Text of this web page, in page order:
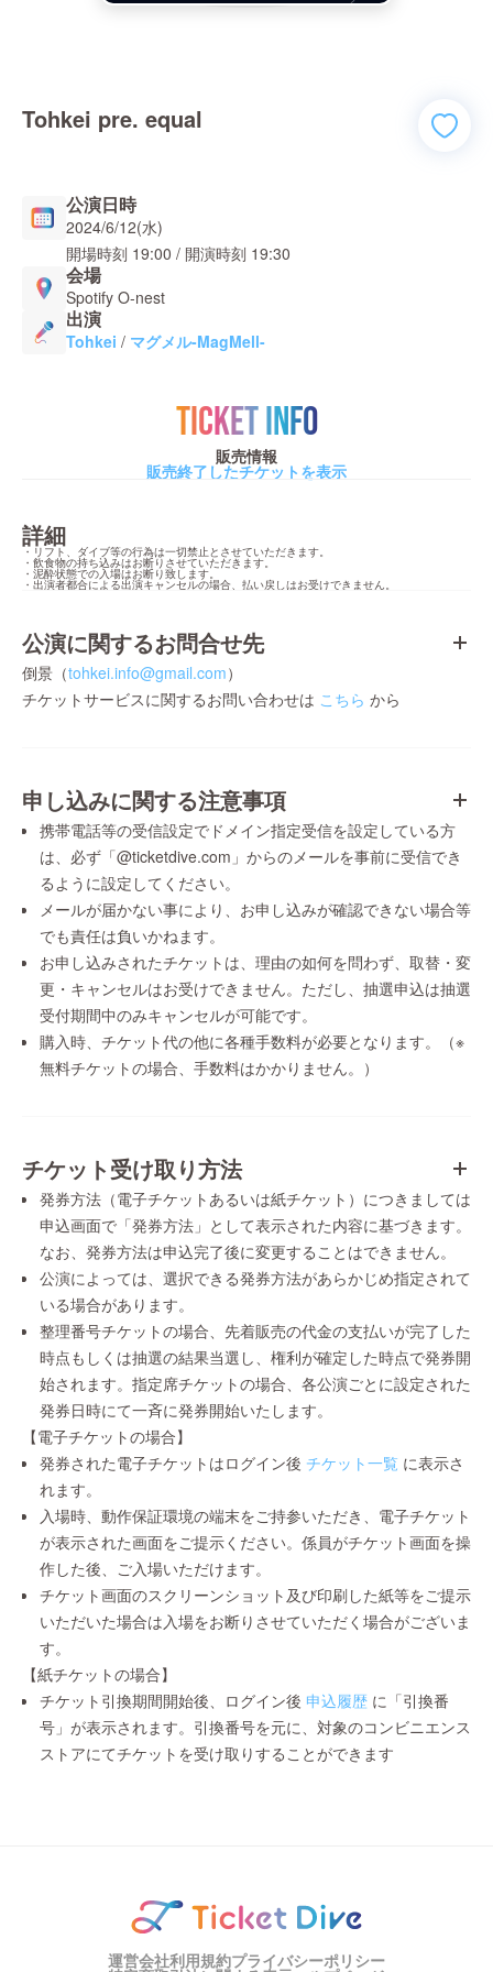
Tohkei pre. equal
公演日時
2024/6/12(水)
開場時刻 19:00 / 開演時刻 19:30
会場
Spotify O-nest
出演
Tohkei / マグメル-MagMell-
TICKET INFO
販売情報
販売終了したチケットを表示
詳細
・リフト、ダイブ等の行為は一切禁止とさせていただきます。
・飲食物の持ち込みはお断りさせていただきます。
・泥酔状態での入場はお断り致します。
・出演者都合による出演キャンセルの場合、払い戻しはお受けできません。
公演に関するお問合せ先
倒景（tohkei.info@gmail.com）
チケットサービスに関するお問い合わせは こちら から
申し込みに関する注意事項
携帯電話等の受信設定でドメイン指定受信を設定している方
は、必ず「@ticketdive.com」からのメールを事前に受信でき
るように設定してください。
メールが届かない事により、お申し込みが確認できない場合等
でも責任は負いかねます。
お申し込みされたチケットは、理由の如何を問わず、取替・変
更・キャンセルはお受けできません。ただし、抽選申込は抽選
受付期間中のみキャンセルが可能です。
購入時、チケット代の他に各種手数料が必要となります。（※
無料チケットの場合、手数料はかかりません。）
チケット受け取り方法
発券方法（電子チケットあるいは紙チケット）につきましては
申込画面で「発券方法」として表示された内容に基づきます。
なお、発券方法は申込完了後に変更することはできません。
公演によっては、選択できる発券方法があらかじめ指定されて
いる場合があります。
整理番号チケットの場合、先着販売の代金の支払いが完了した
時点もしくは抽選の結果当選し、権利が確定した時点で発券開
始されます。指定席チケットの場合、各公演ごとに設定された
発券日時にて一斉に発券開始いたします。
【電子チケットの場合】
発券された電子チケットはログイン後 チケット一覧 に表示さ
れます。
入場時、動作保証環境の端末をご持参いただき、電子チケット
が表示された画面をご提示ください。係員がチケット画面を操
作した後、ご入場いただけます。
チケット画面のスクリーンショット及び印刷した紙等をご提示
いただいた場合は入場をお断りさせていただく場合がございま
す。
【紙チケットの場合】
チケット引換期間開始後、ログイン後 申込履歴 に「引換番
号」が表示されます。引換番号を元に、対象のコンビニエンス
ストアにてチケットを受け取りすることができます
運営会社利用規約プライバシーポリシー